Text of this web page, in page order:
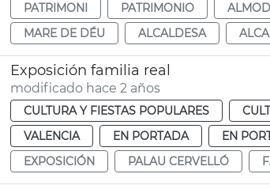
PATRIMONI
PATRIMONIO
MARE DE DÉU
ALCALDESA
Exposición familia real
modificado hace 2 años
CULTURA Y FIESTAS POPULARES
VALENCIA
EN PORTADA EN
EXPOSICIÓN
PALAU CERVELLÓ